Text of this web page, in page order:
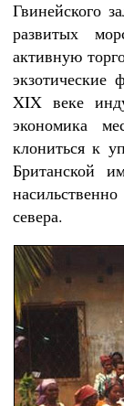
Гвинейского
развитых
активную
XIX веке
экономика
клониться к
Британской
севера.